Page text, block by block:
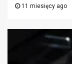
11 miesięcy ago